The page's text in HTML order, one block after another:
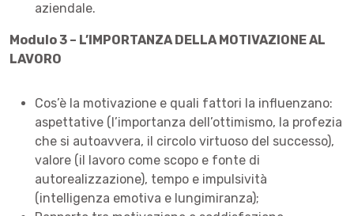
aziendale.
Modulo 3 – L’IMPORTANZA DELLA MOTIVAZIONE AL
LAVORO
Cos’è la motivazione e quali fattori la influenzano:
aspettative (l’importanza dell’ottimismo, la profezia
che si autoavvera, il circolo virtuoso del successo),
valore (il lavoro come scopo e fonte di
autorealizzazione), tempo e impulsività
(intelligenza emotiva e lungimiranza);